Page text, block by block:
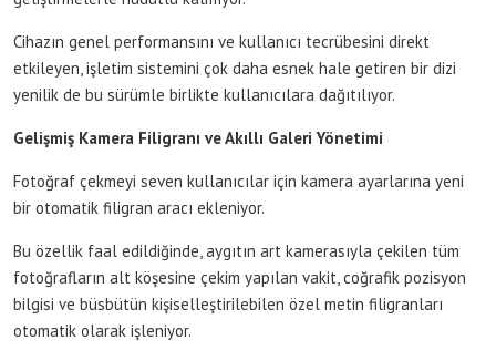
Cihazın genel performansını ve kullanıcı tecrübesini direkt
etkileyen, işletim sistemini çok daha esnek hale getiren bir dizi
yenilik de bu sürümle birlikte kullanıcılara dağıtılıyor.
Gelişmiş Kamera Filigranı ve Akıllı Galeri Yönetimi
Fotoğraf çekmeyi seven kullanıcılar için kamera ayarlarına yeni
bir otomatik filigran aracı ekleniyor.
Bu özellik faal edildiğinde, aygıtın art kamerasıyla çekilen tüm
fotoğrafların alt köşesine çekim yapılan vakit, coğrafik pozisyon
bilgisi ve büsbütün kişiselleştirilebilen özel metin filigranları
otomatik olarak işleniyor.